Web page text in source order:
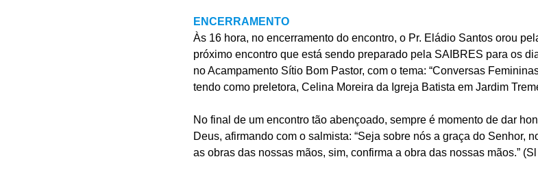
ENCERRAMENTO
Às 16 hora, no encerramento do encontro, o Pr. Eládio Santos orou
próximo encontro que está sendo preparado pela SAIBRES para os
no Acampamento Sítio Bom Pastor, com o tema: “Conversas
tendo como preletora, Celina Moreira da Igreja Batista em Jardim
No final de um encontro tão abençoado, sempre é momento de dar
Deus, afirmando com o salmista: “Seja sobre nós a graça do Senhor,
as obras das nossas mãos, sim, confirma a obra das nossas mãos.”